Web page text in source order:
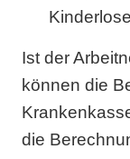
Ist der
können die
die